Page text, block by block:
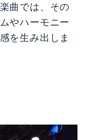
曲では、その
やハーモニー
を生み出しま